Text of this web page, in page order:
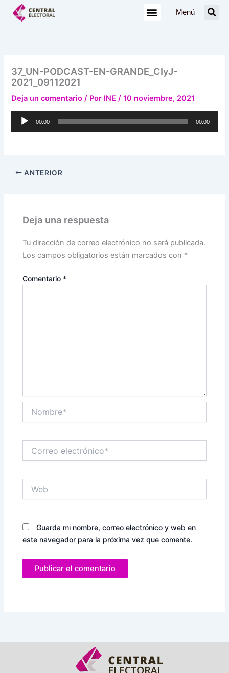
Menú
37_UN-PODCAST-EN-GRANDE_CIyJ-
2021_09112021
Deja un comentario / Por INE/10 noviembre, 2021
Reproductor
00:00 00:00
ANTERIOR
Deja una respuesta
Tu dirección de correo electrónico no será publicada.
Los campos obligatorios están marcados con *
Comentario *
electrónico*
Guarda mi nombre, correo electrónico y web en
este navegador para la próxima vez que comente.